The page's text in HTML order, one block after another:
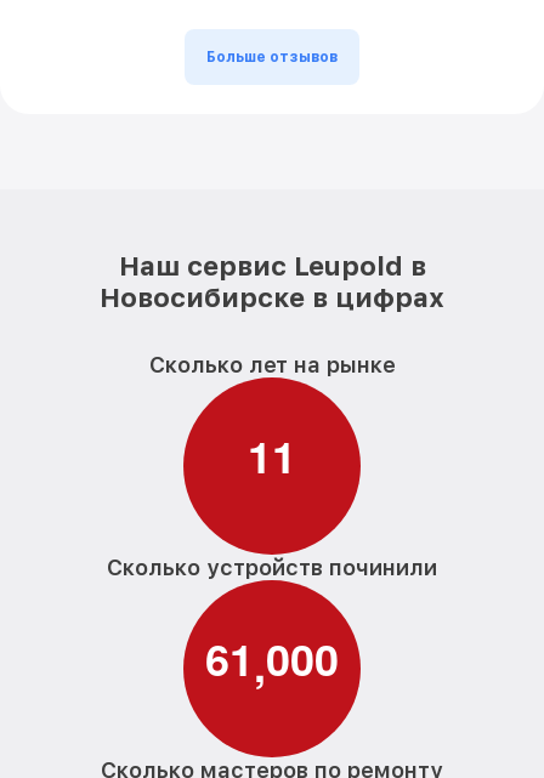
Больше отзывов
Наш сервис Leupold в
Новосибирске в цифрах
Сколько лет на рынке
11
Сколько устройств починили
61,000
Сколько мастеров по ремонту